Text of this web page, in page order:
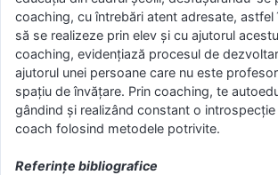
coaching, cu întrebări atent adresate, astfel
să se realizeze prin elev şi cu ajutorul
coaching, evidenţiază procesul de
ajutorul unei persoane care nu este
spaţiu de învăţare. Prin coaching, te
gândind şi realizând constant o
coach folosind metodele potrivite.
Referinţe bibliografice